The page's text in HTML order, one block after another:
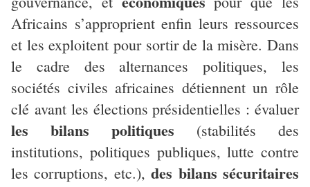
Africains s’approprient enfin leurs ressources
et les exploitent pour sortir de la misère. Dans
le cadre des alternances politiques, les
sociétés civiles africaines détiennent un rôle
clé avant les élections présidentielles : évaluer
les bilans politiques (stabilités des
institutions, politiques publiques, lutte contre
les corruptions, etc.),des bilans sécuritaires